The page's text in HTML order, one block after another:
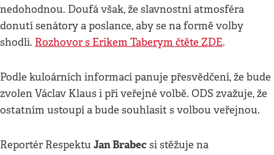
nedohodnou. Doufá však, že slavnostní atmosféra
donutí senátory a poslance, aby se na formě volby
shodli. Rozhovor s Erikem Taberym čtěte ZDE.
Podle kuloárních informací panuje přesvědčení, že bude
zvolen Václav Klaus i při veřejné volbě. ODS zvažuje, že
ostatním ustoupí a bude souhlasit s volbou veřejnou.
Reportér Respektu Jan Brabecsi stěžuje na